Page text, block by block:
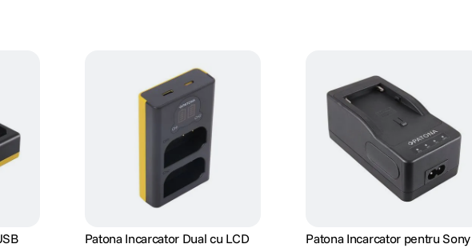
Patona Incarcator Dual cu LCD
Patona Incarcator pentru Sony